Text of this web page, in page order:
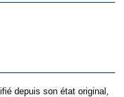
depuis son état original,